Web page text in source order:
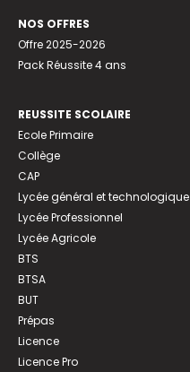
NOS OFFRES
Offre 2025-2026
Pack Réussite 4 ans
REUSSITE SCOLAIRE
Ecole Primaire
Collège
CAP
Lycée général et technologique
Lycée Professionnel
Lycée Agricole
BTS
BTSA
BUT
Prépas
Licence
Licence Pro